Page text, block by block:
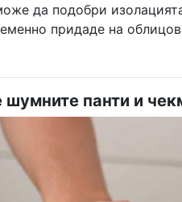
да подобри
придаде на
шумните панти и